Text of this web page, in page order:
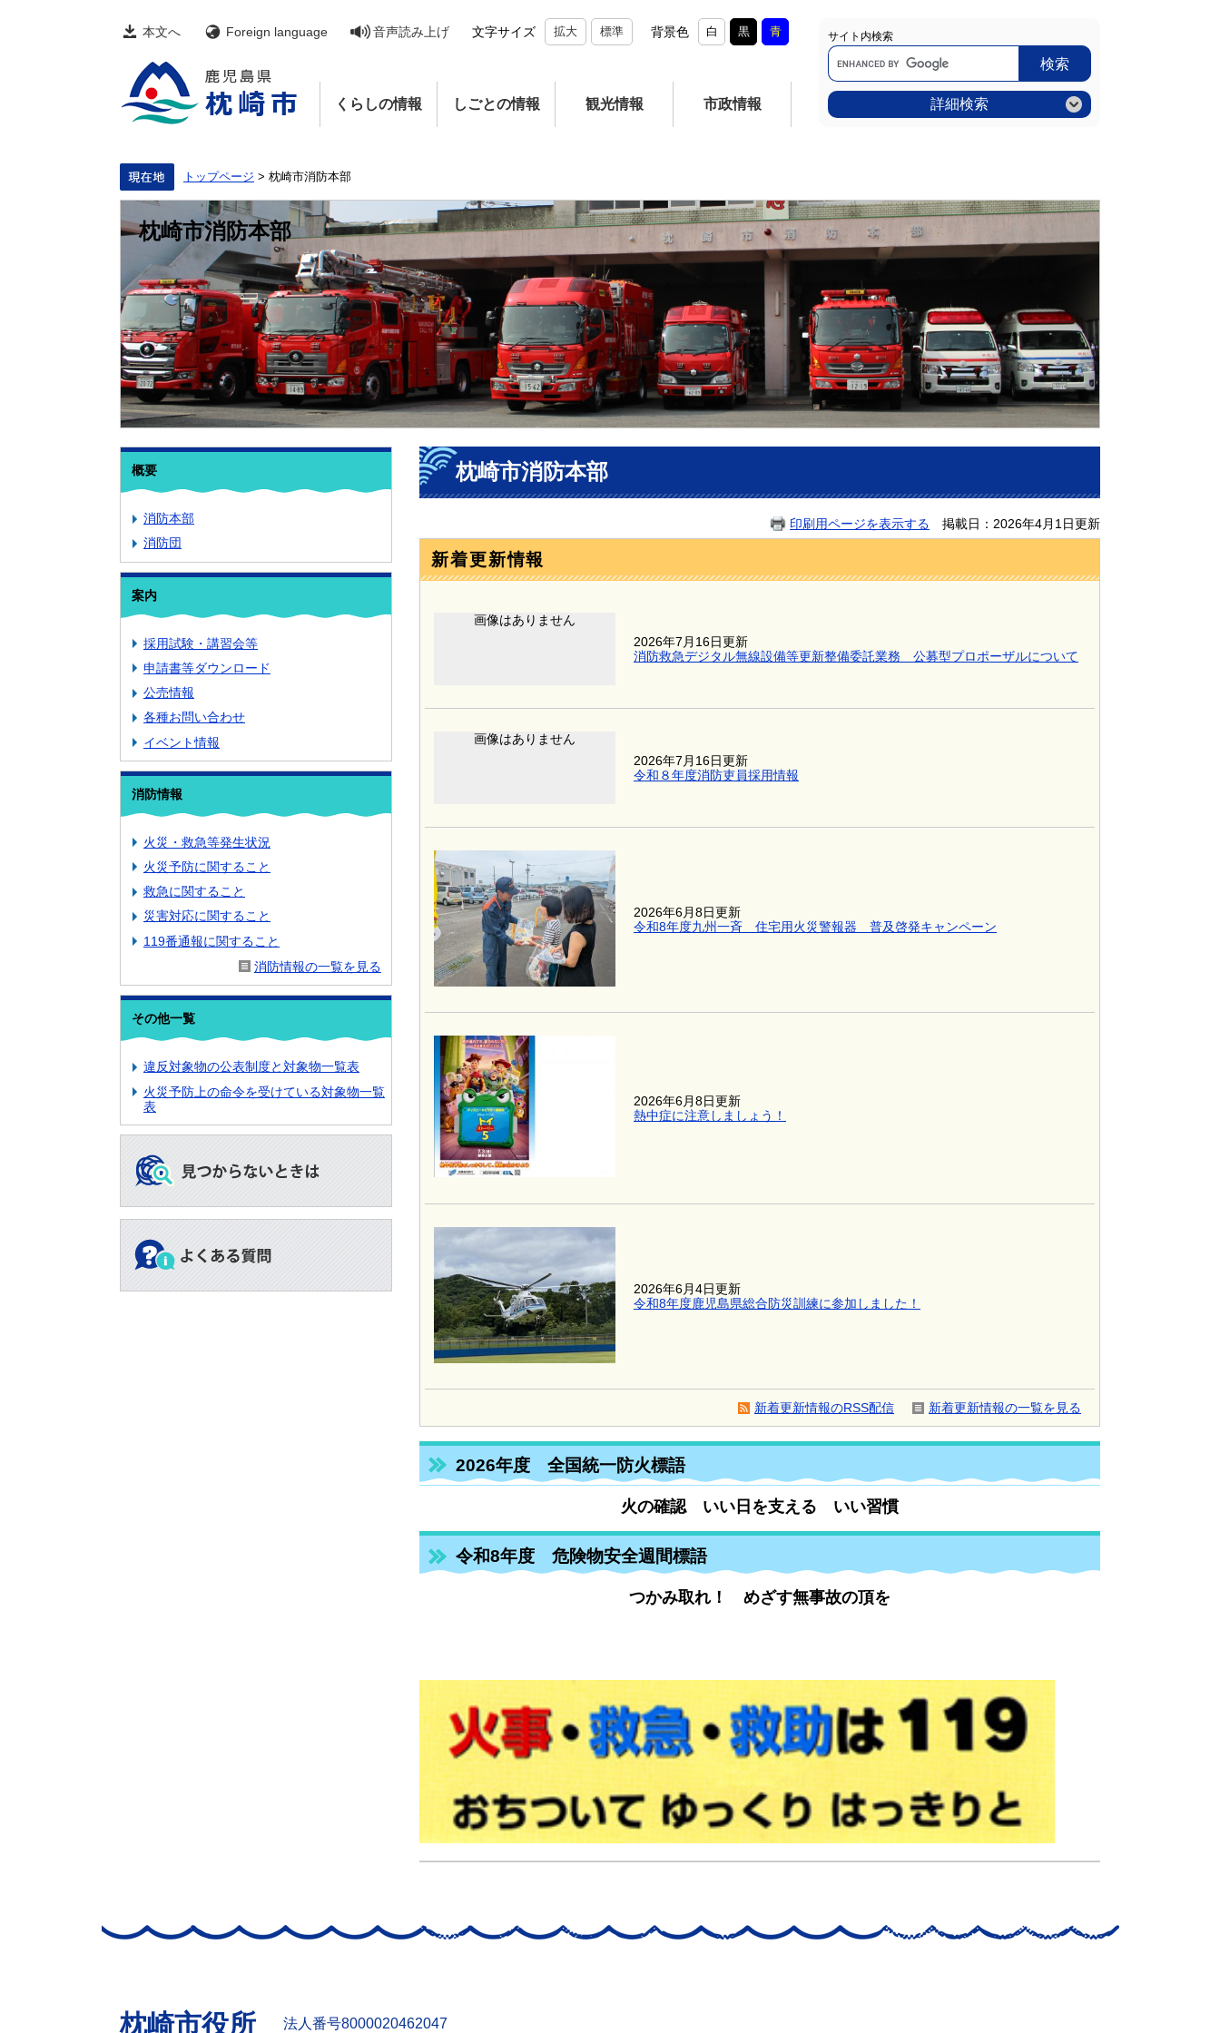
本文へ Foreign language 音声読み上げ 文字サイズ 拡大 標準 背景色 白 黒 青
くらしの情報 しごとの情報 観光情報 市政情報
サイト内検索
Google
カ
ス
タ
ム
検
詳細検索
トップページ > 枕崎市消防本部
枕崎市消防本部
概要
消防本部
消防団
案内
採用試験・講習会等
申請書等ダウンロード
公売情報
各種お問い合わせ
イベント情報
消防情報
火災・救急等発生状況
火災予防に関すること
救急に関すること
災害対応に関すること
119番通報に関すること
消防情報の一覧を見る
その他一覧
違反対象物の公表制度と対象物一覧表
火災予防上の命令を受けている対象物一覧
表
本
文
枕崎市消防本部
印刷用ページを表示する 掲載日：2026年4月1日更新
新着更新情報
2026年7月16日更新
消防救急デジタル無線設備等更新整備委託業務 公募型プロポーザルについて
2026年7月16日更新
令和８年度消防吏員採用情報
2026年6月8日更新
令和8年度九州一斉 住宅用火災警報器 普及啓発キャンペーン
2026年6月8日更新
熱中症に注意しましょう！
2026年6月4日更新
令和8年度鹿児島県総合防災訓練に参加しました！
新着更新情報のRSS配信 新着更新情報の一覧を見る
2026年度 全国統一防火標語
火の確認 いい日を支える いい習慣
令和8年度 危険物安全週間標語
つかみ取れ！ めざす無事故の頂を
枕崎市役所 法人番号8000020462047